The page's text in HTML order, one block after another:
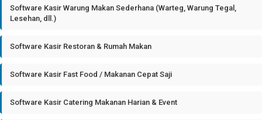
Software Kasir Warung Makan Sederhana (Warteg, Warung Tegal,
Lesehan, dll.)
Software Kasir Restoran & Rumah Makan
Software Kasir Fast Food / Makanan Cepat Saji
Software Kasir Catering Makanan Harian & Event